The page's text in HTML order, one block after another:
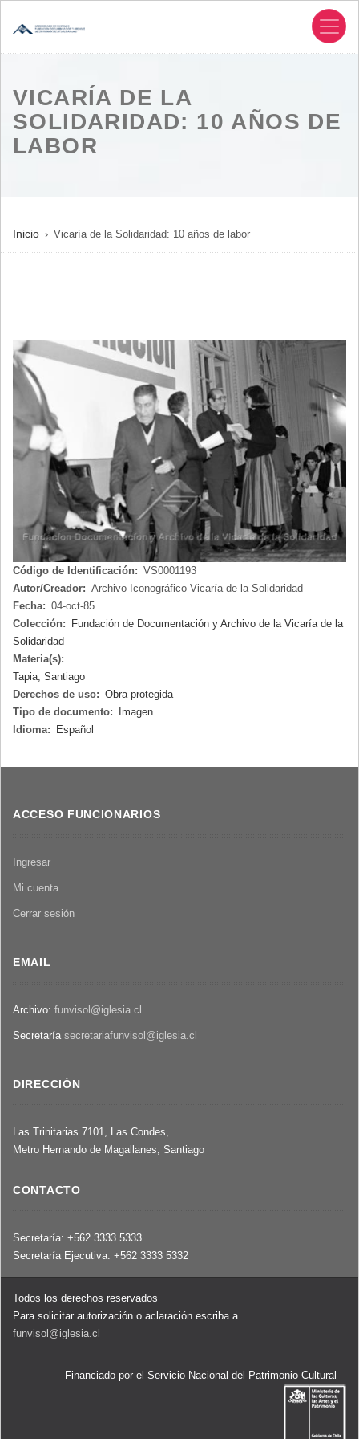
VICARÍA DE LA
SOLIDARIDAD: 10 AÑOS DE
LABOR
SOBRESCRIBIR
ENLACES
LA
NAVEGACIÓN
Inicio Vicaría de la Solidaridad: 10 años de labor
Código de Identificación: VS0001193
Autor/Creador: Archivo Iconográfico Vicaría de la Solidaridad
Fecha: 04-oct-85
Colección:
Fundación de Documentación y Archivo de la Vicaría de la
Solidaridad
Materia(s):
Tapia, Santiago
Derechos de uso: Obra protegida
Tipo de documento:
Imagen
Idioma:
Español
ACCESO FUNCIONARIOS
Ingresar
Mi cuenta
Cerrar sesión
EMAIL
Archivo: funvisol@iglesia.cl
Secretaría secretariafunvisol@iglesia.cl
DIRECCIÓN
Las Trinitarias 7101, Las Condes,
Metro Hernando de Magallanes, Santiago
CONTACTO
Secretaría: +562 3333 5333
Secretaría Ejecutiva: +562 3333 5332
Todos los derechos reservados
Para solicitar autorización o aclaración escriba a
funvisol@iglesia.cl
Financiado por el Servicio Nacional del Patrimonio Cultural